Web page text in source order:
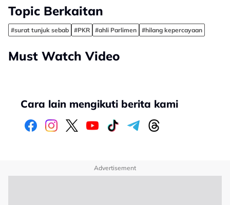
Topic Berkaitan
#surat tunjuk sebab #PKR #ahli Parlimen #hilang kepercayaan
Must Watch Video
Cara lain mengikuti berita kami
Advertisement